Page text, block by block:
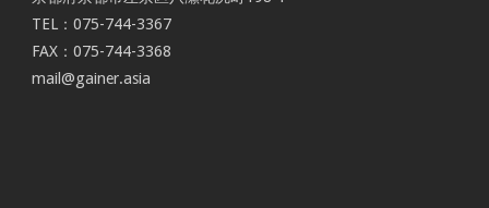
TEL：075-744-3367
FAX：075-744-3368
mail@gainer.asia